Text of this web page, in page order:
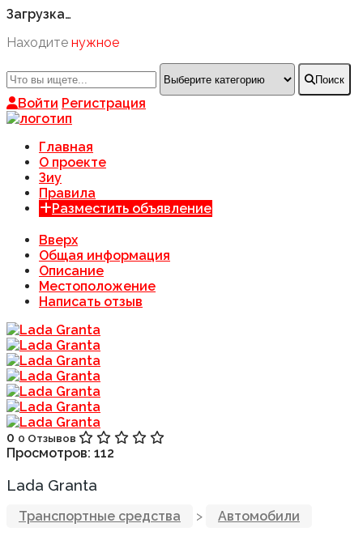
Загрузка…
Находите нужное
Поиск
Войти Регистрация
Главная
О проекте
Зиу
Правила
Разместить объявление
Вверх
Общая информация
Описание
Местоположение
Написать отзыв
0 0 Отзывов
Просмотров: 112
Lada Granta
Транспортные средства >
Автомобили